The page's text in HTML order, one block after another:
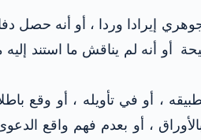
إيرادا وردا ، أو أنه حصل
لم يناقش ما استند إليه من
، أو في تأويله ، أو وقع
، أو بعدم فهم واقع